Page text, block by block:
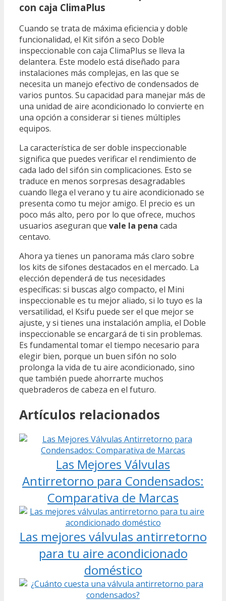
con caja ClimaPlus
Cuando se trata de máxima eficiencia y doble
funcionalidad, el Kit sifón a seco Doble
inspeccionable con caja ClimaPlus se lleva la
delantera. Este modelo está diseñado para
instalaciones más complejas, en las que se
necesita un manejo efectivo de condensados de
varios puntos. Su capacidad para manejar más de
una unidad de aire acondicionado lo convierte en
una opción a considerar si tienes múltiples
equipos.
La característica de ser doble inspeccionable
significa que puedes verificar el rendimiento de
cada lado del sifón sin complicaciones. Esto se
traduce en menos sorpresas desagradables
cuando llega el verano y tu aire acondicionado se
presenta como tu mejor amigo. El precio es un
poco más alto, pero por lo que ofrece, muchos
usuarios aseguran que vale la pena cada
centavo.
Ahora ya tienes un panorama más claro sobre
los kits de sifones destacados en el mercado. La
elección dependerá de tus necesidades
específicas: si buscas algo compacto, el Mini
inspeccionable es tu mejor aliado, si lo tuyo es la
versatilidad, el Ksifu puede ser el que mejor se
ajuste, y si tienes una instalación amplia, el Doble
inspeccionable se encargará de ti sin problemas.
Es fundamental tomar el tiempo necesario para
elegir bien, porque un buen sifón no solo
prolonga la vida de tu aire acondicionado, sino
que también puede ahorrarte muchos
quebraderos de cabeza en el futuro.
Artículos relacionados
Las Mejores Válvulas
Antirretorno para Condensados:
Comparativa de Marcas
Las mejores válvulas antirretorno
para tu aire acondicionado
doméstico